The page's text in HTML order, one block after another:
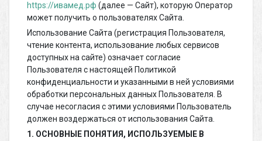
https://ивамед.рф (далее — Сайт), которую Оператор
может получить о пользователях Сайта.
Использование Сайта (регистрация Пользователя,
чтение контента, использование любых сервисов
доступных на сайте) означает согласие
Пользователя с настоящей Политикой
конфиденциальности и указанными в ней условиями
обработки персональных данных Пользователя. В
случае несогласия с этими условиями Пользователь
должен воздержаться от использования Сайта.
1. ОСНОВНЫЕ ПОНЯТИЯ, ИСПОЛЬЗУЕМЫЕ В